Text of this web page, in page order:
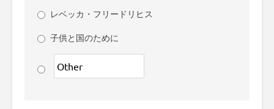
レベッカ・フリードリヒス
子供と国のために